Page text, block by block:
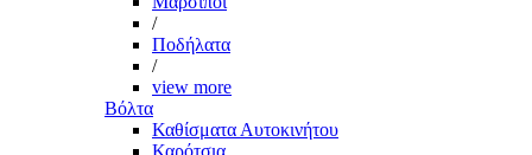
/
Ποδήλατα
/
view more
Βόλτα
Καθίσματα Αυτοκινήτου
Καρότσια